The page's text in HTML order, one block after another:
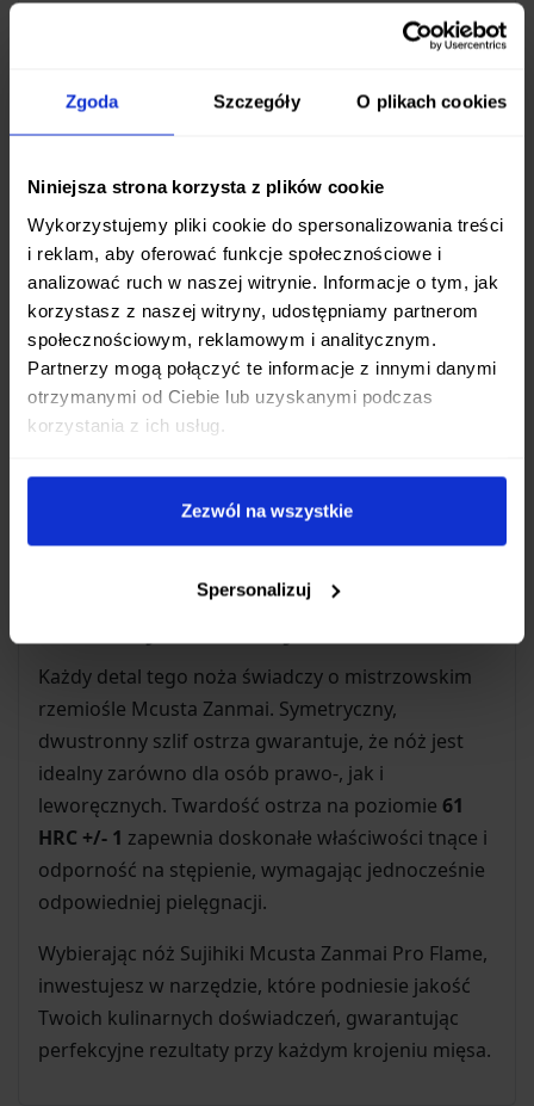
Zgoda Szczegóły O plikach cookies
Niniejsza strona korzysta z plików cookie
Wykorzystujemy pliki cookie do spersonalizowania treści
i reklam, aby oferować funkcje społecznościowe i
analizować ruch w naszej witrynie. Informacje o tym, jak
korzystasz z naszej witryny, udostępniamy partnerom
społecznościowym, reklamowym i analitycznym.
Partnerzy mogą połączyć te informacje z innymi danymi
otrzymanymi od Ciebie lub uzyskanymi podczas
korzystania z ich usług.
Zezwól na wszystkie
Spersonalizuj
. Połączenie twardego rdzenia z
nie tylko wyjątkową ostrość i długotrwałe
trzymanie krawędzi, ale także dodaje nożowi
unikalnego, estetycznego wzoru.
Komfort i Styl
Rękojeść noża wykonana jest z pięknego,
czerwonego laminowanego drewna pakka.
Materiał ten jest nie tylko trwały i odporny na
wilgoć, ale także doskonale wyważony, co w
połączeniu z ergonomicznym kształtem zapewnia
pewny i wygodny chwyt nawet podczas
długotrwałego użytkowania. Intensywny kolor
rękojeści stanowi elegancki kontrast dla
Każdy detal tego noża świadczy o mistrzowskim
rzemiośle Mcusta Zanmai. Symetryczny,
dwustronny szlif ostrza gwarantuje, że nóż jest
idealny zarówno dla osób prawo-, jak i
leworęcznych. Twardość ostrza na poziomie 61
HRC +/- 1 zapewnia doskonałe właściwości tnące i
odporność na stępienie, wymagając jednocześnie
odpowiedniej pielęgnacji.
Wybierając nóż Sujihiki Mcusta Zanmai Pro Flame,
inwestujesz w narzędzie, które podniesie jakość
Twoich kulinarnych doświadczeń, gwarantując
perfekcyjne rezultaty przy każdym krojeniu mięsa.